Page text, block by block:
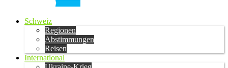
Schweiz
Regionen
Abstimmungen
Reisen
International